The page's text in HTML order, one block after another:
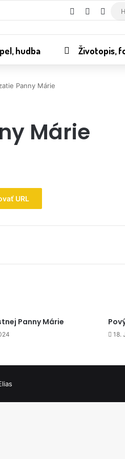
RSS
hudba Životopis,
Panny Márie
Márie
URL
Panny Márie
18.